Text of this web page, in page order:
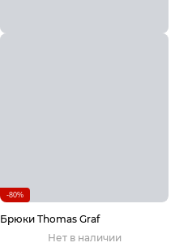
-80%
Брюки Thomas Graf
Нет в наличии